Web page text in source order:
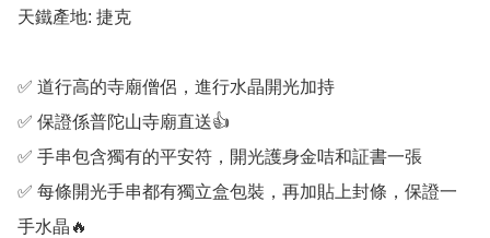
天鐵產地: 捷克
✅️ 道行高的寺廟僧侶，進行水晶開光加持
✅️ 保證係普陀山寺廟直送👍
✅️ 手串包含獨有的平安符，開光護身金咭和証書一張
✅️ 每條開光手串都有獨立盒包裝，再加貼上封條，保證一
手水晶🔥